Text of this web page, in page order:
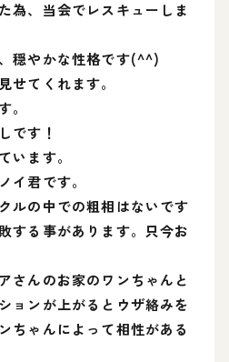
為、当会でレスキューしま
穏やかな性格です(^^)
せてくれます。
。
です！
います。
イ君です。
ルの中での粗相はないです
する事があります。只今お
さんのお家のワンちゃんと
ョンが上がるとウザ絡みを
ちゃんによって相性がある